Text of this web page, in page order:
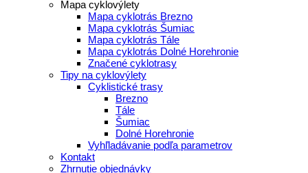
Mapa cyklovýlety
Mapa cyklotrás Brezno
Mapa cyklotrás Šumiac
Mapa cyklotrás Tále
Mapa cyklotrás Dolné Horehronie
Značené cyklotrasy
Tipy na cyklovýlety
Cyklistické trasy
Brezno
Tále
Šumiac
Dolné Horehronie
Vyhľladávanie podľa parametrov
Kontakt
Zhrnutie objednávky